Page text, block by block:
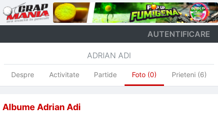
AUTENTIFICARE
ADRIAN ADI
Despre Activitate Partide Foto (0) Prieteni (6)
Albume Adrian Adi